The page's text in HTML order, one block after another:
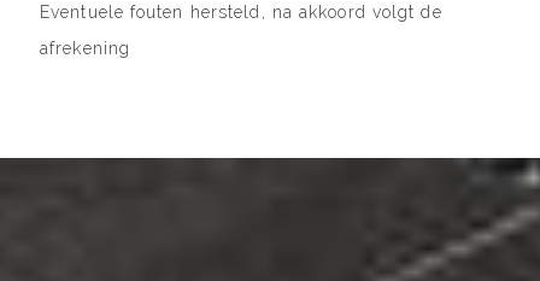
Eventuele fouten hersteld, na akkoord volgt de
afrekening